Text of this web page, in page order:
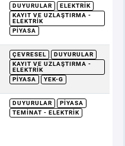
DUYURULAR
ELEKTRIK
KAYIT VE UZLAŞTIRMA -
ELEKTRIK
PIYASA
ÇEVRESEL
DUYURULAR
KAYIT VE UZLAŞTIRMA -
ELEKTRIK
PIYASA
YEK-G
DUYURULAR
PIYASA
TEMINAT - ELEKTRIK